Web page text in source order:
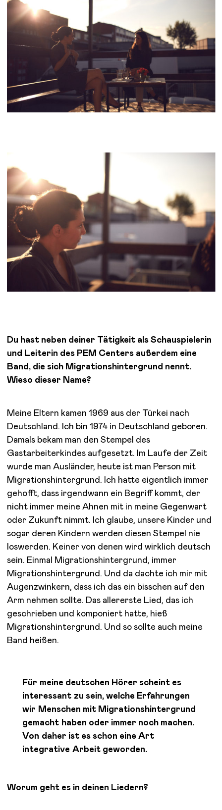
Du hast neben deiner Tätigkeit als Schauspielerin
und Leiterin des PEM Centers außerdem eine
Band, die sich Migrationshintergrund nennt.
Wieso dieser Name?
Meine Eltern kamen 1969 aus der Türkei nach
Deutschland. Ich bin 1974 in Deutschland geboren.
Damals bekam man den Stempel des
Gastarbeiterkindes aufgesetzt. Im Laufe der Zeit
wurde man Ausländer, heute ist man Person mit
Migrationshintergrund. Ich hatte eigentlich immer
gehofft, dass irgendwann ein Begriff kommt, der
nicht immer meine Ahnen mit in meine Gegenwart
oder Zukunft nimmt. Ich glaube, unsere Kinder und
sogar deren Kindern werden diesen Stempel nie
loswerden. Keiner von denen wird wirklich deutsch
sein. Einmal Migrationshintergrund, immer
Migrationshintergrund. Und da dachte ich mir mit
Augenzwinkern, dass ich das ein bisschen auf den
Arm nehmen sollte. Das allererste Lied, das ich
geschrieben und komponiert hatte, hieß
Migrationshintergrund. Und so sollte auch meine
Band heißen.
Für meine deutschen Hörer scheint es
interessant zu sein, welche Erfahrungen
wir Menschen mit Migrationshintergrund
gemacht haben oder immer noch machen.
Von daher ist es schon eine Art
integrative Arbeit geworden.
Worum geht es in deinen Liedern?